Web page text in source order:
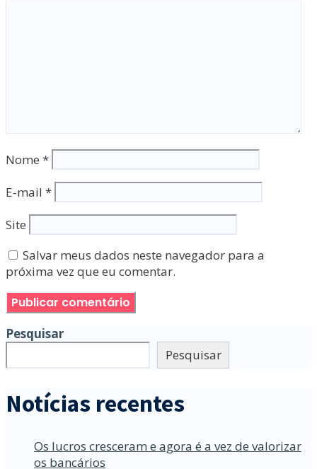
Nome *
E-mail *
Site
Salvar meus dados neste navegador para a
próxima vez que eu comentar.
Pesquisar
Pesquisar
Notícias recentes
Os lucros cresceram e agora é a vez de valorizar
os bancários